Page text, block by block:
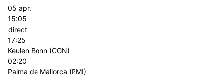
05 apr.
15:05
direct
17:25
Keulen Bonn (CGN)
02:20
Palma de Mallorca (PMI)